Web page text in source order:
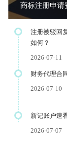
商标注册申请
注册被驳回
如何？
2026-07-11
财务代理合
2026-07-10
新记账户速
2026-07-07